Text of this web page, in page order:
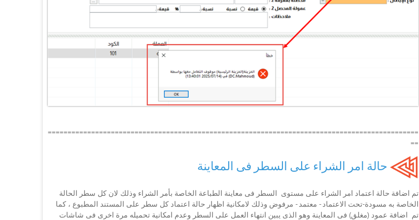
==============================================================================================
==
حالة امر الشراء على السطر فى المعاينة
تم اضافة حالة اعتماد امر الشراء على مستوى السطر فى معاينة الطباعة الخاصة بأمر الشراء وذلك لان كل سطر الحالة
الخاصة به مسودة-تحت الاعتماد - معتمد - مرفوض وذلك لامكانية اظهار حالة اعتماد كل سطر على المستند المطبوع ، كما
تم اضافة عمود (مغلق) فى المعاينة وهو الذى يبين انتهاء العمل على السطر وعدم امكانية تحميله مرة اخرى فى شاشات